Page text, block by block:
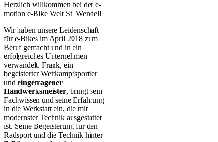
Herzlich willkommen bei der e-
motion e-Bike Welt St. Wendel!
Wir haben unsere Leidenschaft
für e-Bikes im April 2018 zum
Beruf gemacht und in ein
erfolgreiches Unternehmen
verwandelt. Frank, ein
begeisterter Wettkampfsportler
und eingetragener
Handwerksmeister, bringt sein
Fachwissen und seine Erfahrung
in die Werkstatt ein, die mit
modernster Technik ausgestattet
ist. Seine Begeisterung für den
Radsport und die Technik hinter